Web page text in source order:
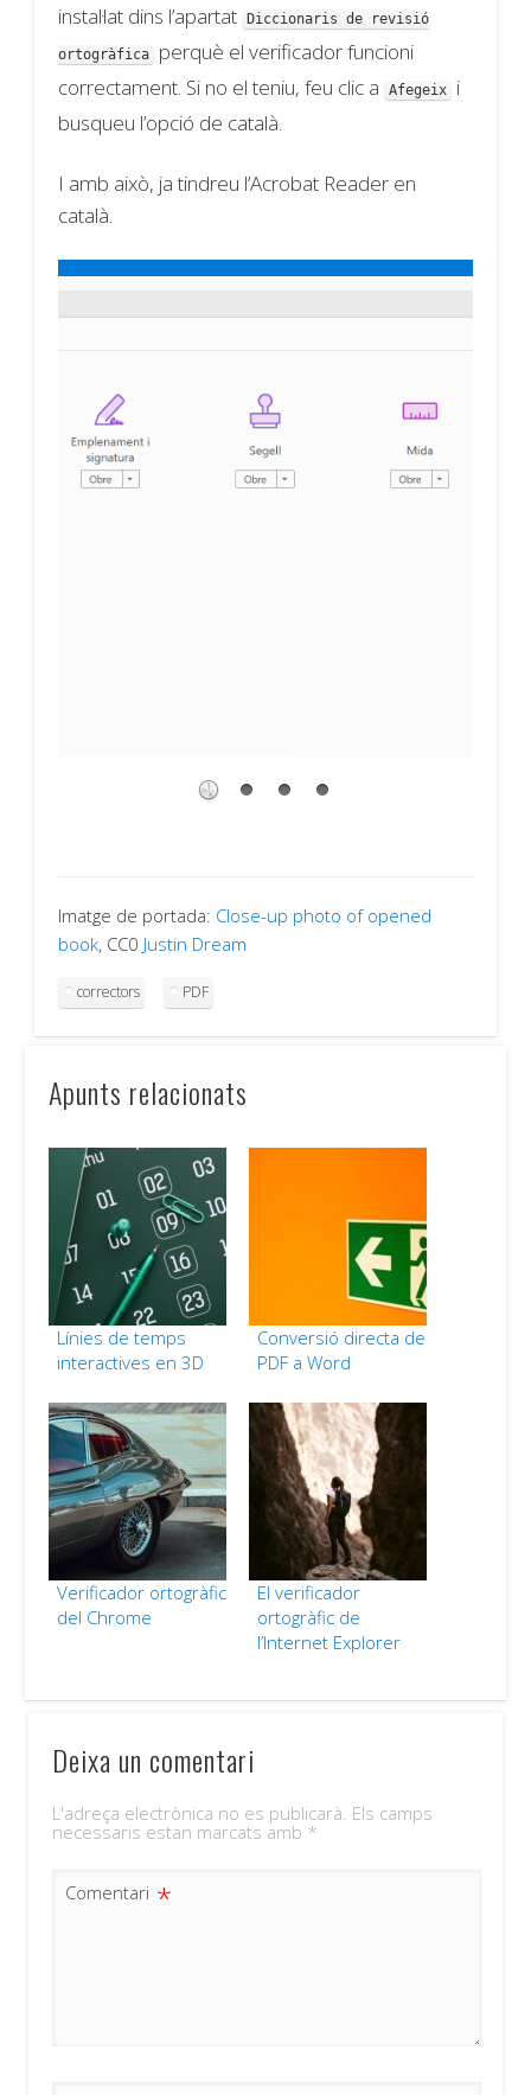
instal·lat dins l’apartat Diccionaris de revisió
ortogràfica
perquè el verificador funcioni
correctament. Si no el teniu, feu clic a
Afegeix
i
busqueu l’opció de català.
I amb això, ja tindreu l’Acrobat Reader en
català.
Imatge de portada: Close-up photo of opened
book, CC0 Justin Dream
correctors PDF
Apunts relacionats
Línies de temps
interactives en 3D
Conversió directa de
PDF a Word
Verificador ortogràfic
del Chrome
El verificador
ortogràfic de
l’Internet Explorer
Deixa un comentari
L'adreça electrònica no es publicarà. Els camps
necessaris estan marcats amb *
Comentari *